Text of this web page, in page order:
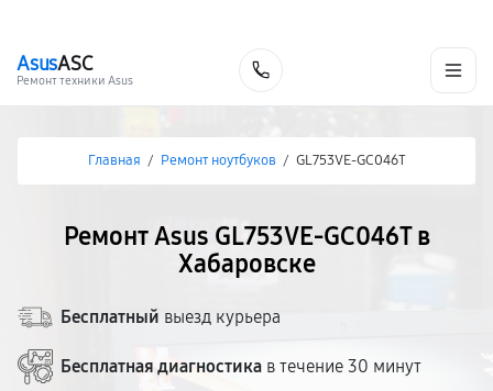
AsusASC
Ремонт техники Asus
Главная / Ремонт ноутбуков / GL753VE-GC046T
Ремонт Asus GL753VE-GC046T в
Хабаровске
Бесплатный выезд курьера
Бесплатная диагностика в течение 30 минут